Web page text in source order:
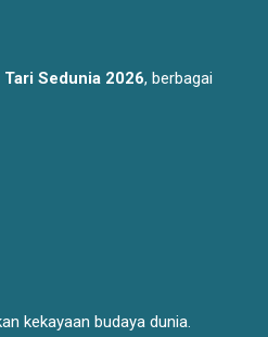
Tari Sedunia 2026, berbagai
kekayaan budaya dunia.